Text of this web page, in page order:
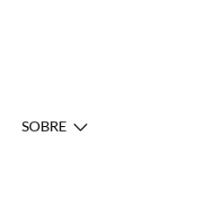
SOBRE